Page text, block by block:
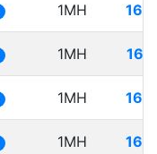
1MH
1MH
1MH
1MH